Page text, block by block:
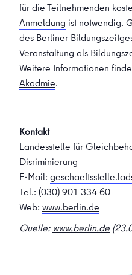
für die Teilnehmenden
Anmeldung ist notwendig.
des Berliner
Veranstaltung als
Weitere Informationen
Akadmie.
Kontakt
Landesstelle für
Disriminierung
E-Mail:
Tel.: (030) 901 334 60
Web: www.berlin.de
Quelle: www.berlin.de